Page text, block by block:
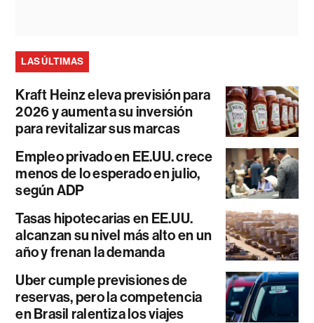
LAS ÚLTIMAS
Kraft Heinz eleva previsión para
2026 y aumenta su inversión
para revitalizar sus marcas
Empleo privado en EE.UU. crece
menos de lo esperado en julio,
según ADP
Tasas hipotecarias en EE.UU.
alcanzan su nivel más alto en un
año y frenan la demanda
Uber cumple previsiones de
reservas, pero la competencia
en Brasil ralentiza los viajes